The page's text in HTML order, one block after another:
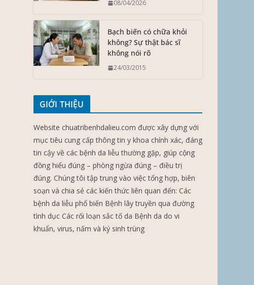
08/04/2026
Bạch biến có chữa khỏi
không? Sự thật bác sĩ
không nói rõ
24/03/2015
GIỚI THIỆU
Website chuatribenhdalieu.com được xây dựng với
mục tiêu cung cấp thông tin y khoa chính xác, đáng
tin cậy về các bệnh da liễu thường gặp, giúp cộng
đồng hiểu đúng – phòng ngừa đúng – điều trị
đúng. Chúng tôi tập trung vào việc tổng hợp, biên
soạn và chia sẻ các kiến thức liên quan đến: Các
bệnh da liễu phổ biến Bệnh lây truyền qua đường
tình dục Các rối loạn sắc tố da Bệnh da do vi
khuẩn, virus, nấm và ký sinh trùng